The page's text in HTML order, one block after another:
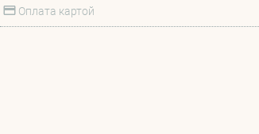
Оплата картой